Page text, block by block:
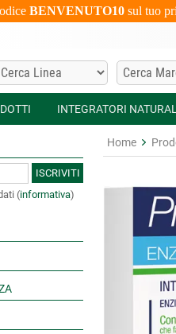
BENVENUTO10sul tuo
INTEGRATORI
ISCRIVITI
(informativa)
Home